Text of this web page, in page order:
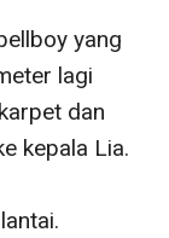
yang
lagi
dan
kepala Lia.